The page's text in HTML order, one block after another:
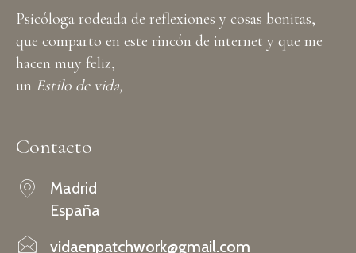
Psicóloga rodeada de reflexiones y cosas bonitas,
que comparto en este rincón de internet y que me
hacen muy feliz,
un Estilo de vida,
Contacto
Madrid
España
vidaenpatchwork@gmail.com